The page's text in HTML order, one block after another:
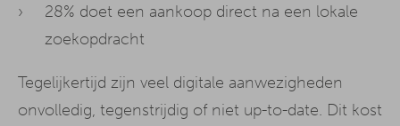
28% doet een aankoop direct na een lokale
zoekopdracht
Tegelijkertijd zijn veel digitale aanwezigheden
onvolledig, tegenstrijdig of niet up-to-date. Dit kost